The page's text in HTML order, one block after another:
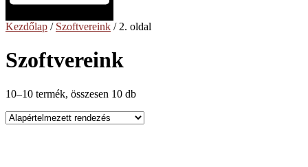
Kezdőlap / Szoftvereink / 2. oldal
Szoftvereink
10–10 termék, összesen 10 db